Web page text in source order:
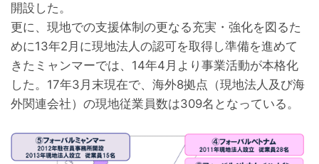
開設した。
更に、現地での支援体制の更なる充実・強化を図るた
めに13年2月に現地法人の認可を取得し準備を進めて
きたミャンマーでは、14年4月より事業活動が本格化
した。17年3月末現在で、海外8拠点（現地法人及び海
外関連会社）の現地従業員数は309名となっている。